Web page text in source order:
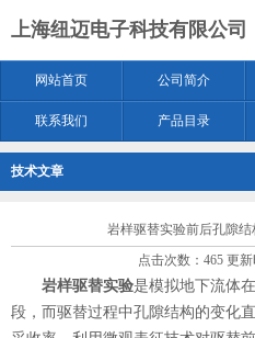
上海纽迈电子科技有限公司
网站首页 公司简介
联系我们 产品目录
技术文章
岩样驱替实验前后孔隙
点击次数：465 更
岩样驱替实验是模拟地下流体
段，而驱替过程中孔隙结构的变化